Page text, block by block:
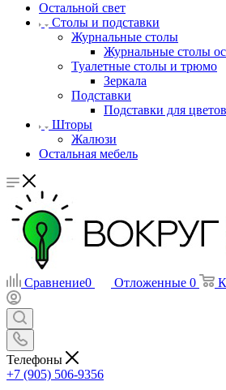
Остальной свет
Столы и подставки
Журнальные столы
Журнальные столы
Туалетные столы и трюмо
Зеркала
Подставки
Подставки для цветов
Шторы
Жалюзи
Остальная мебель
Сравнение0 Отложенные 0
Телефоны
+7 (905) 506-9356